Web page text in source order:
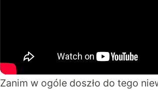
Zanim w ogóle doszło do tego